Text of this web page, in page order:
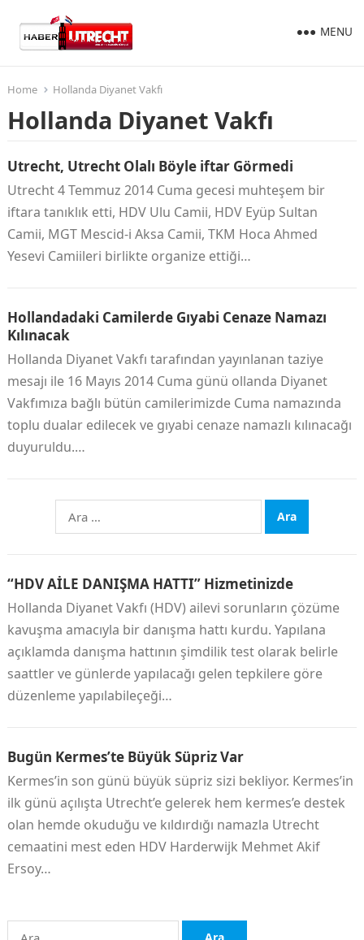
MENU
Home Hollanda Diyanet Vakfı
Hollanda Diyanet Vakfı
Utrecht, Utrecht Olalı Böyle iftar Görmedi
Utrecht 4 Temmuz 2014 Cuma gecesi muhteşem bir
iftara tanıklık etti, HDV Ulu Camii, HDV Eyüp Sultan
Camii, MGT Mescid-i Aksa Camii, TKM Hoca Ahmed
Yesevi Camiileri birlikte organize ettiği…
Hollandadaki Camilerde Gıyabi Cenaze Namazı
Kılınacak
Hollanda Diyanet Vakfı tarafından yayınlanan taziye
mesajı ile 16 Mayıs 2014 Cuma günü ollanda Diyanet
Vakfımıza bağlı bütün camilerimizde Cuma namazında
toplu dualar edilecek ve gıyabi cenaze namazlı kılınacağı
duyuruldu.…
Arama:
“HDV AİLE DANIŞMA HATTI” Hizmetinizde
Hollanda Diyanet Vakfı (HDV) ailevi sorunların çözüme
kavuşma amacıyla bir danışma hattı kurdu. Yapılana
açıklamda danışma hattının şimdilik test olarak belirle
saattler ve günlerde yapılacağı gelen tepkilere göre
düzenleme yapılabileçeği…
Bugün Kermes’te Büyük Süpriz Var
Kermes’in son günü büyük süpriz sizi bekliyor. Kermes’in
ilk günü açılışta Utrecht’e gelerek hem kermes’e destek
olan hemde okuduğu ve kıldırdığı namazla Utrecht
cemaatini mest eden HDV Harderwijk Mehmet Akif
Ersoy…
Arama: